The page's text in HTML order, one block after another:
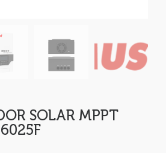
SOLAR MPPT